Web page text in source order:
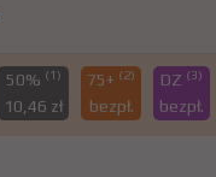
50% (1)
10,46 zł
75+ (2)
bezpł.
DZ (3)
bezpł.